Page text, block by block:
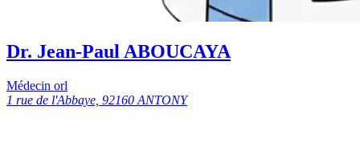
Dr. Jean-Paul ABOUCAYA
Médecin orl
1 rue de l'Abbaye, 92160 ANTONY